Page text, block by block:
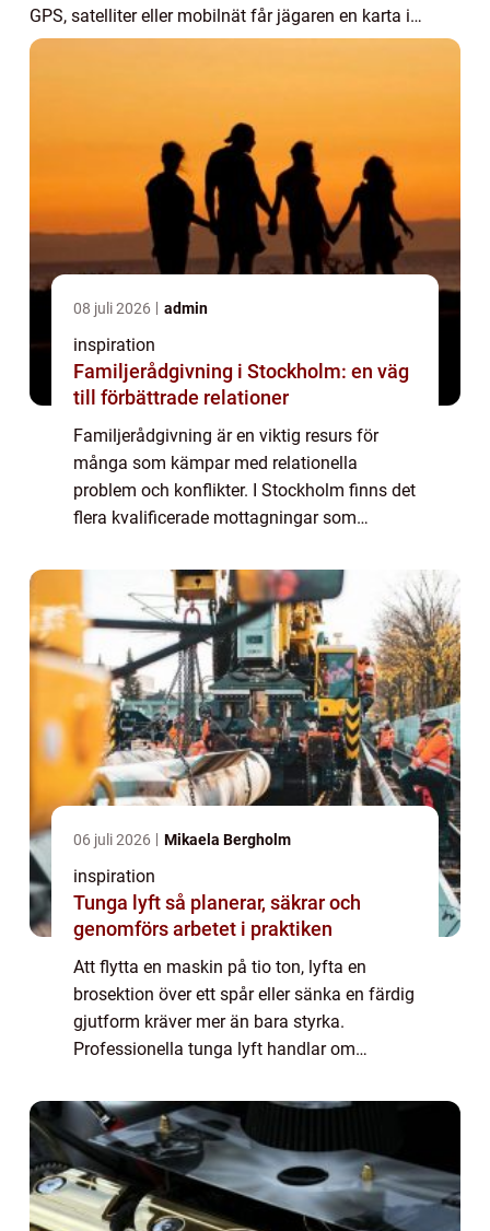
GPS, satelliter eller mobilnät får jägaren en karta i
handen i stället för att bara l...
08 juli 2026 admin
inspiration
Familjerådgivning i Stockholm: en väg
till förbättrade relationer
Familjerådgivning är en viktig resurs för
många som kämpar med relationella
problem och konflikter. I Stockholm finns det
flera kvalificerade mottagningar som
familjer...
06 juli 2026 Mikaela Bergholm
inspiration
Tunga lyft så planerar, säkrar och
genomförs arbetet i praktiken
Att flytta en maskin på tio ton, lyfta en
brosektion över ett spår eller sänka en färdig
gjutform kräver mer än bara styrka.
Professionella tunga lyft handlar om
tydligt säkerhetstänk. När vikter, trånga ut...